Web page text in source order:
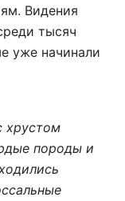
Видения
тысяч
уже начинали
хрустом
породы и